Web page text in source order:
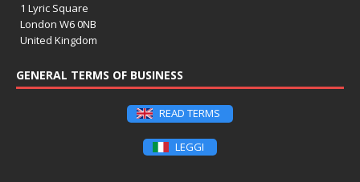
1 Lyric Square
London W6 0NB
United Kingdom
GENERAL TERMS OF BUSINESS
READ TERMS
LEGGI